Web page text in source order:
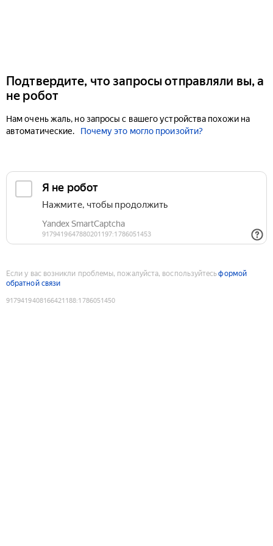
Подтвердите, что запросы отправляли вы, а
не робот
Нам очень жаль, но запросы с вашего устройства похожи на
автоматические.
Почему это могло произойти?
Если у вас возникли проблемы, пожалуйста, воспользуйтесьформой
обратной связи
9179419408166421188:1786051450